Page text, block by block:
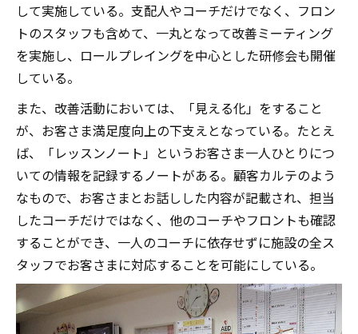
して実施している。支配人やコーチだけでなく、フロン
トのスタッフも含めて、一丸となって改善ミーティング
を実施し、ロールプレイングを中心とした研修会も開催
している。
また、改善活動においては、「見える化」をすること
が、お客さま満足度向上の下支えとなっている。たとえ
ば、「レッスンノート」というお客さま一人ひとりにつ
いての情報を記録するノートがある。顧客カルテのよう
なもので、お客さまとお話しした内容が記載され、担当
したコーチだけではなく、他のコーチやフロントも確認
することができ、一人のコーチに依存せずに施設の全ス
タッフでお客さまに対応することを可能にしている。